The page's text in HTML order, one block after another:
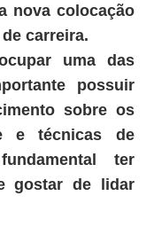
nova colocação
carreira.
uma das
possuir
sobre os
e técnicas de
ter
gostar de lidar